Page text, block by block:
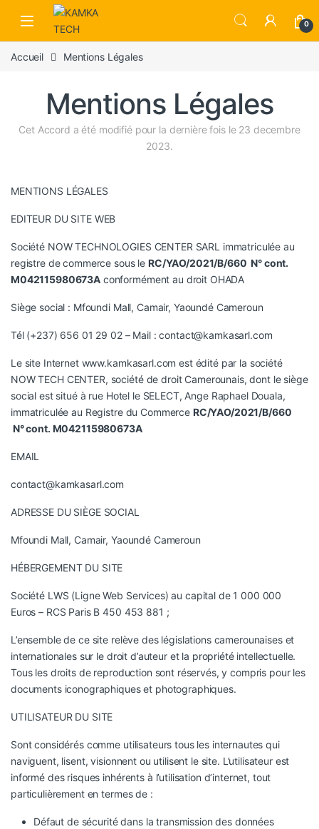
Skip to navigation
Skip to content
0
Accueil Mentions Légales
Mentions Légales
Cet Accord a été modifié pour la dernière fois le 23 decembre
2023.
MENTIONS LÉGALES
EDITEUR DU SITE WEB
Société NOW TECHNOLOGIES CENTER SARL immatriculée au
registre de commerce sous le RC/YAO/2021/B/660 N° cont.
M042115980673A conformément au droit OHADA
Siège social : Mfoundi Mall, Camair, Yaoundé Cameroun
Tél (+237) 656 01 29 02 – Mail :contact@kamkasarl.com
Le site Internet www.kamkasarl.com est édité par la société
NOW TECH CENTER, société de droit Camerounais, dont le siège
social est situé à rue Hotel le SELECT, Ange Raphael Douala,
immatriculée au Registre du Commerce RC/YAO/2021/B/660
N° cont. M042115980673A
EMAIL
contact@kamkasarl.com
ADRESSE DU SIÈGE SOCIAL
Mfoundi Mall, Camair, Yaoundé Cameroun
HÉBERGEMENT DU SITE
Société LWS (Ligne Web Services) au capital de 1 000 000
Euros – RCS Paris B 450 453 881 ;
L’ensemble de ce site relève des législations camerounaises et
internationales sur le droit d’auteur et la propriété intellectuelle.
Tous les droits de reproduction sont réservés, y compris pour les
documents iconographiques et photographiques.
UTILISATEUR DU SITE
Sont considérés comme utilisateurs tous les internautes qui
naviguent, lisent, visionnent ou utilisent le site. L’utilisateur est
informé des risques inhérents à l’utilisation d’internet, tout
particulièrement en termes de :
Défaut de sécurité dans la transmission des données